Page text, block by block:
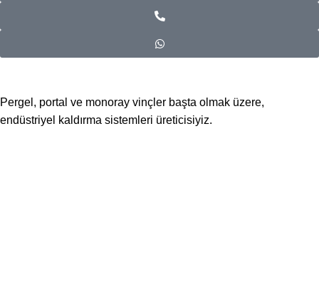
Pergel, portal ve monoray vinçler başta olmak üzere,
endüstriyel kaldırma sistemleri üreticisiyiz.